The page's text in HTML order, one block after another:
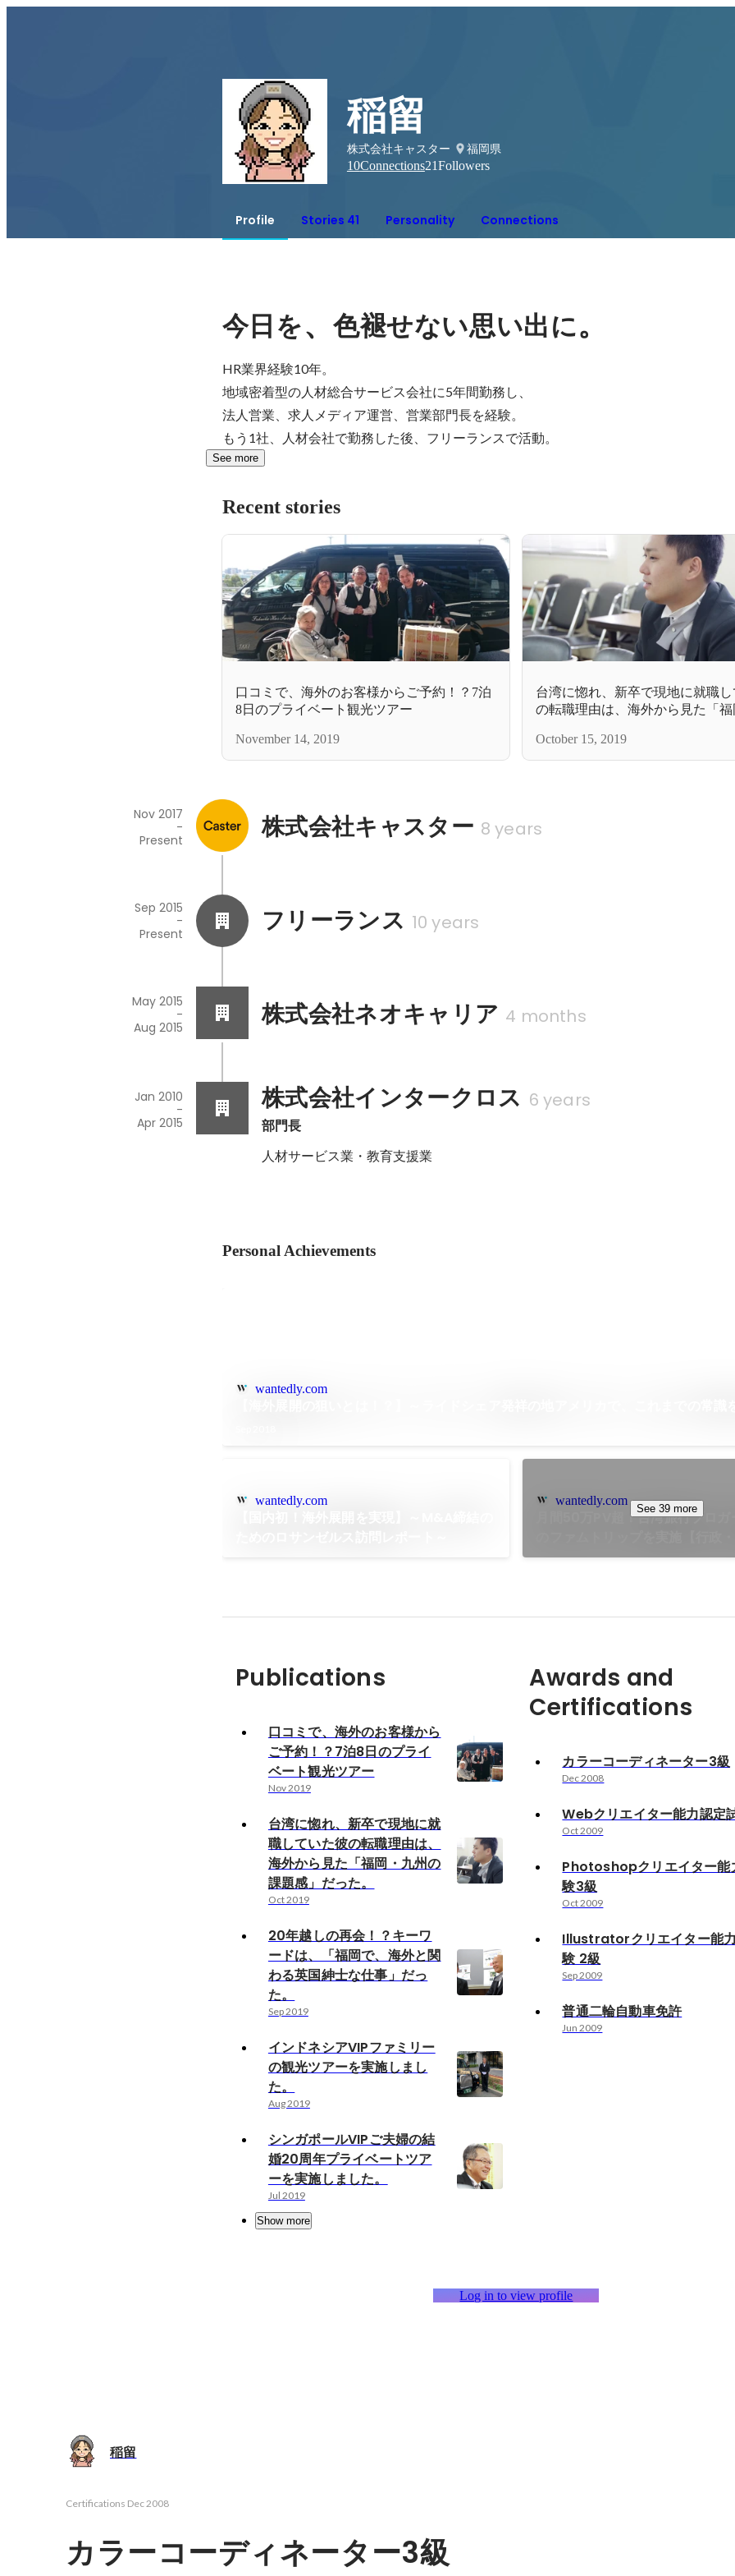
稲留
株式会社キャスター
福岡県
10Connections21Followers
Profile Stories 41 Personality Connections
今日を、色褪せない思い出に。
HR業界経験10年。
地域密着型の人材総合サービス会社に5年間勤務し、
法人営業、求人メディア運営、営業部門長を経験。
もう1社、人材会社で勤務した後、フリーランスで活動。
See more
Recent stories
口コミで、海外のお客様からご予約！？7泊
8日のプライベート観光ツアー
November 14, 2019
台湾に惚れ、新卒で現地に就職
の転職理由は、海外から見た「
October 15, 2019
株式会社キャスター 8 years
Nov 2017
-
Present
フリーランス 10 years
Sep 2015
-
Present
株式会社ネオキャリア 4 months
May 2015
-
Aug 2015
株式会社インタークロス 6 years
部門長
Jan 2010
-
Apr 2015
人材サービス業・教育支援業
Personal Achievements
wantedly.com
wantedly.com wantedly.com
月間50万PV超！台湾旅行ブロ
ンソーシアム】
See 39 more
Publications
口コミで、海外のお客様から
ご予約！？7泊8日のプライ
ベート観光ツアー
Nov 2019
台湾に惚れ、新卒で現地に就
職していた彼の転職理由は、
海外から見た「福岡・九州の
課題感」だった。
Oct 2019
20年越しの再会！？キーワ
ードは、「福岡で、海外と関
わる英国紳士な仕事」だっ
た。
Sep 2019
インドネシアVIPファミリー
の観光ツアーを実施しまし
た。
Aug 2019
シンガポールVIPご夫婦の結
婚20周年プライベートツア
ーを実施しました。
Jul 2019
Show more
Awards and
Certifications
カラーコーディネーター3級
Dec 2008
Webクリエイター能力認定
Oct 2009
Photoshopクリエイター能
験3級
Oct 2009
Illustratorクリエイター能
験 2級
Sep 2009
普通二輪自動車免許
Jun 2009
Log in to view profile
稲留
Certifications Dec 2008
カラーコーディネーター3級